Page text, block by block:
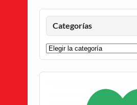
Categorías
Categorías